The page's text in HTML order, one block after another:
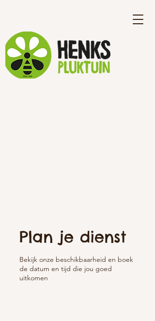
Plan je dienst
Bekijk onze beschikbaarheid en boek
de datum en tijd die jou goed
uitkomen